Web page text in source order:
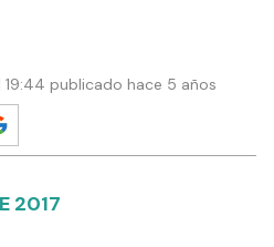
publicado hace 5 años
2017